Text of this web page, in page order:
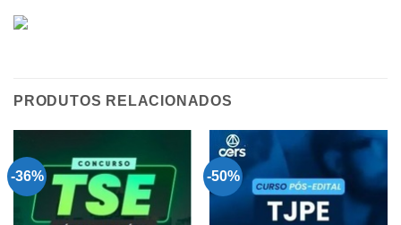
PRODUTOS RELACIONADOS
-36% -50%